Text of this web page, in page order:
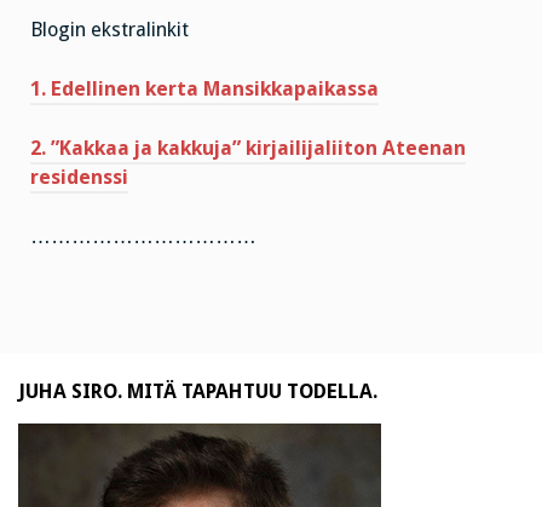
Blogin ekstralinkit
1. Edellinen kerta Mansikkapaikassa
2. ”Kakkaa ja kakkuja” kirjailijaliiton Ateenan
residenssi
……………………………
JUHA SIRO. MITÄ TAPAHTUU TODELLA.